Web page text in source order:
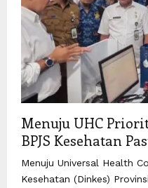
Menuju UHC
BPJS Kesehatan
Menuju Universal Health
Kesehatan (Dinkes)